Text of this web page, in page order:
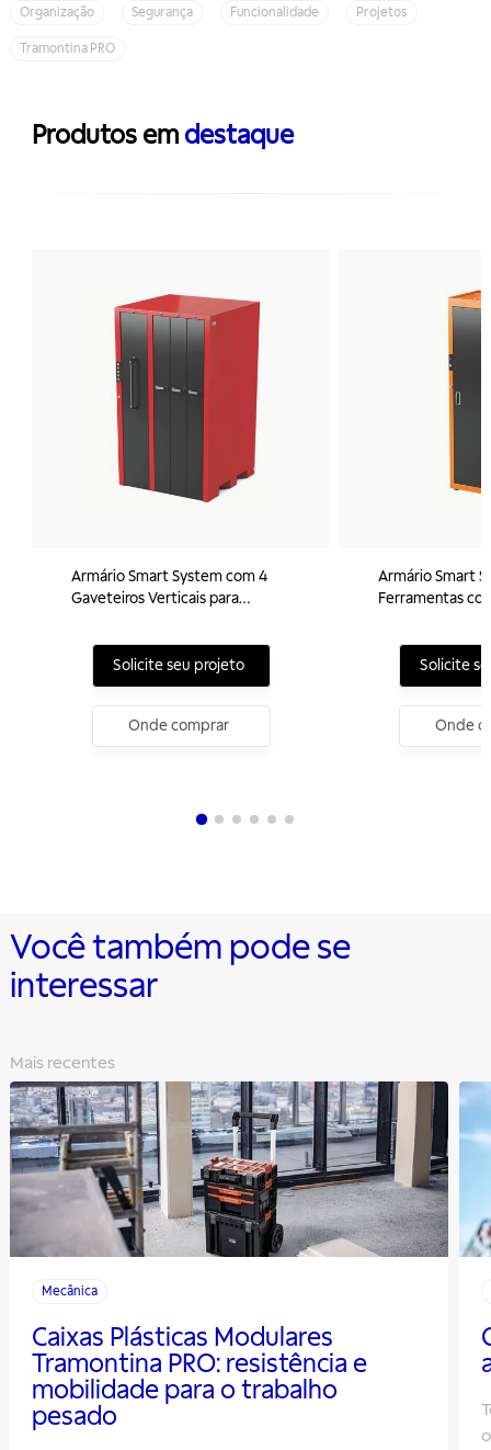
Organização Segurança Funcionalidade Projetos
Tramontina PRO
Produtos em destaque
Armário Smart System com 4
Gaveteiros Verticais para
Solicite seu projeto
Onde comprar
Armário Smart
Ferramentas
Solicite
Onde
Você também pode se
interessar
Mais recentes
Mecânica
Caixas Plásticas Modulares
Tramontina PRO: resistência e
mobilidade para o trabalho
pesado